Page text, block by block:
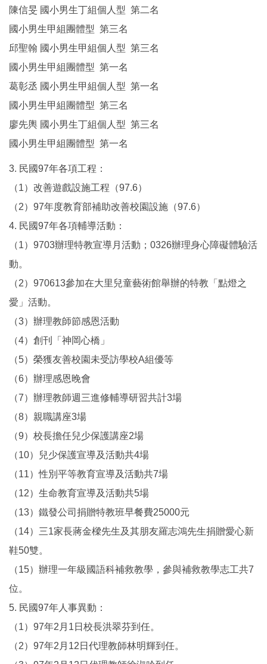
陳信旻 國小男生丁組個人型 第二名
國小男生甲組團體型 第三名
邱聖翰 國小男生甲組個人型 第三名
國小男生甲組團體型 第一名
葛彰丞 國小男生甲組個人型 第一名
國小男生甲組團體型 第三名
廖先輿 國小男生丁組個人型 第三名
國小男生甲組團體型 第一名
3. 民國97年各項工程：
（1）改善遊戲設施工程（97.6）
（2）97年度教育部補助改善校園設施（97.6）
4. 民國97年各項輔導活動：
（1）9703辦理特教宣導月活動；0326辦理身心障礙體驗活
動。
（2）970613參加在大里兒童藝術館舉辦的特教「點燈之
愛」活動。
（3）辦理教師節感恩活動
（4）創刊「神岡心橋」
（5）榮獲友善校園未受訪學校A組優等
（6）辦理感恩晚會
（7）辦理教師週三進修輔導研習共計3場
（8）親職講座3場
（9）校長擔任兒少保護講座2場
（10）兒少保護宣導及活動共4場
（11）性別平等教育宣導及活動共7場
（12）生命教育宣導及活動共5場
（13）鐵發公司捐贈特教班早餐費25000元
（14）三1家長蔣金樑先生及其朋友羅志鴻先生捐贈愛心新
鞋50雙。
（15）辦理一年級國語科補救教學，參與補救教學志工共7
位。
5. 民國97年人事異動：
（1）97年2月1日校長洪翠芬到任。
（2）97年2月12日代理教師林明輝到任。